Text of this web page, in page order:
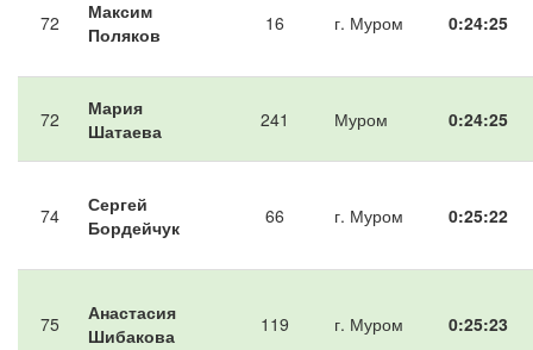
72
Максим
Поляков
16 г. Муром 0:24:25
72
Мария
Шатаева
241 Муром 0:24:25
74
Сергей
Бордейчук
66 г. Муром 0:25:22
75
Анастасия
Шибакова
119 г. Муром 0:25:23